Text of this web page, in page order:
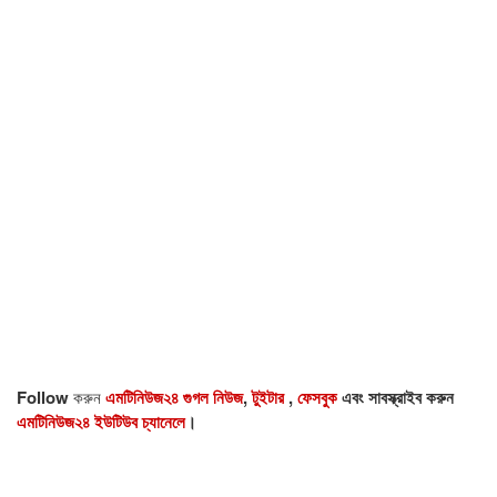
Followকরুনএমটিনিউজ২৪ গুগল নিউজ,টুইটার,ফেসবুকএবং সাবস্ক্রাইব করুন
এমটিনিউজ২৪ ইউটিউব চ্যানেলে।